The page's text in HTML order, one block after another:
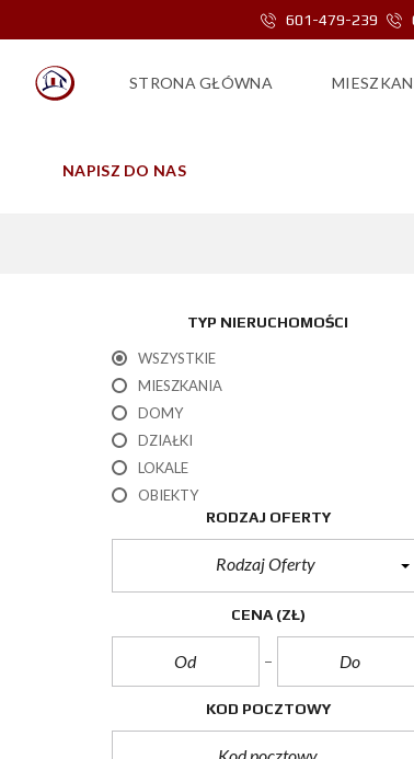
601-479-239
STRONA GŁÓWNA
NAPISZ DO NAS
TYP NIERUCHOMOŚCI
WSZYSTKIE
MIESZKANIA
DOMY
DZIAŁKI
LOKALE
OBIEKTY
RODZAJ OFERTY
Rodzaj Oferty
CENA (ZŁ)
KOD POCZTOWY